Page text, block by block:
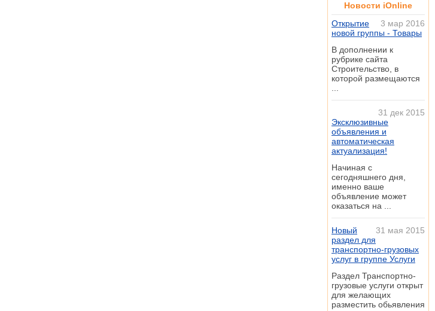
Новости iOnline
3 мар 2016
Открытие
новой группы - Товары
В дополнении к
рубрике сайта
Строительство, в
которой размещаются
31 дек 2015
Эксклюзивные
объявления и
автоматическая
актуализация!
Начиная с
сегодняшнего дня,
именно ваше
объявление может
оказаться на ...
31 мая 2015
Новый
раздел для
транспортно-грузовых
услуг в группе Услуги
Раздел Транспортно-
грузовые услуги открыт
для желающих
разместить обьявления